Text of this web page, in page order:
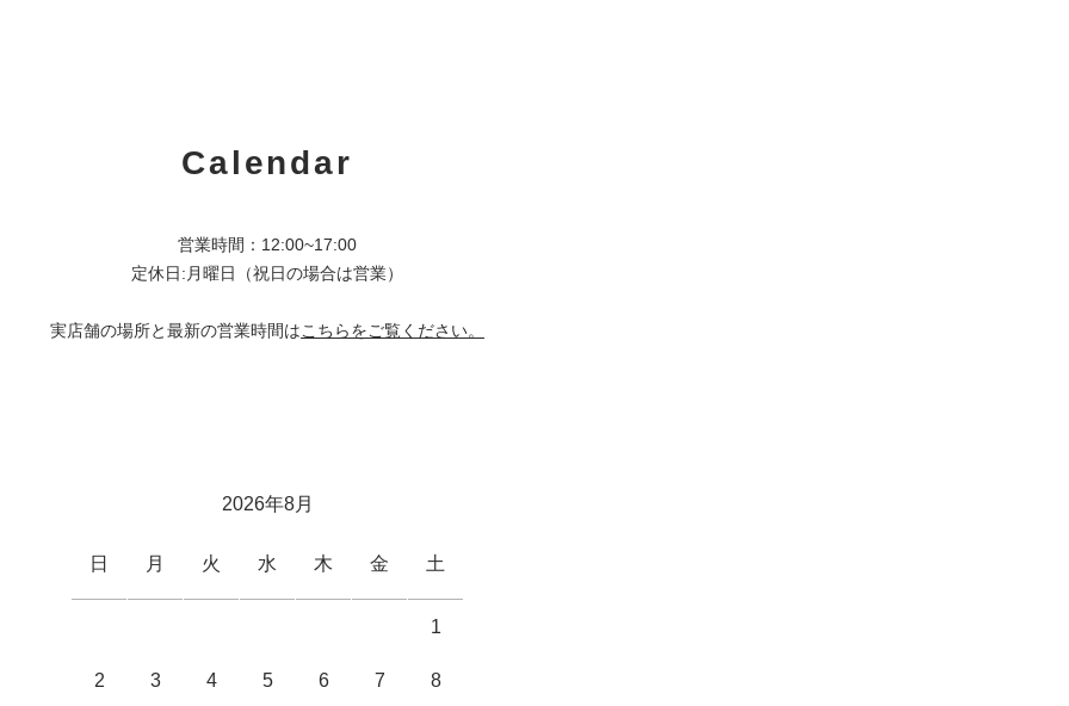
Calendar
営業時間：12:00~17:00
定休日:月曜日（祝日の場合は営業）
実店舗の場所と最新の営業時間はこちらをご覧ください。
2026年8月
日 月 火 水 木 金 土
1
2 3 4 5 6 7 8